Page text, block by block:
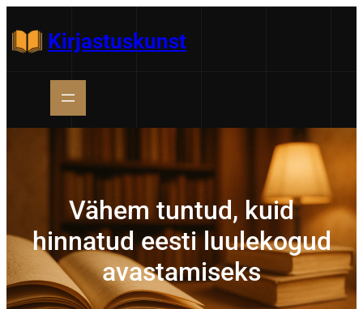
juurde
Kirjastuskunst
Vähem tuntud, kuid
hinnatud eesti luulekogud
avastamiseks